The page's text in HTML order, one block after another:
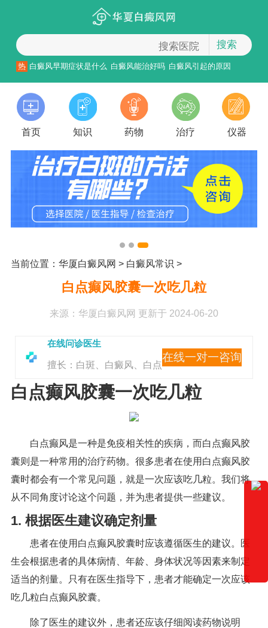
搜索
热 白癜风早期症状是什么 白癜风能治好吗 白癜风引起的原因
首页 知识 药物 治疗 仪器
当前位置： 华厦白癜风网 > 白癜风常识 >
白点癫风胶囊一次吃几粒
来源： 华厦白癜风网 更新于 2024-06-20
在线问诊医生
擅长：白斑、白癜风、白点
在线一对一咨询
白点癫风胶囊一次吃几粒
白点癫风是一种是免疫相关性的疾病，而白点癫风胶
囊则是一种常用的治疗药物。很多患者在使用白点癫风胶
囊时都会有一个常见问题，就是一次应该吃几粒。我们将
从不同角度讨论这个问题，并为患者提供一些建议。
1. 根据医生建议确定剂量
患者在使用白点癫风胶囊时应该遵循医生的建议。医
生会根据患者的具体病情、年龄、身体状况等因素来制定
适当的剂量。只有在医生指导下，患者才能确定一次应该
吃几粒白点癫风胶囊。
除了医生的建议外，患者还应该仔细阅读药物说明